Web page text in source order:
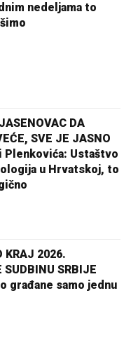
nedeljama to
DA
SVE JE JASNO
Plenkovića: Ustaštvo
u Hrvatskoj, to
KRAJ 2026.
SUDBINU SRBIJE
građane samo jednu